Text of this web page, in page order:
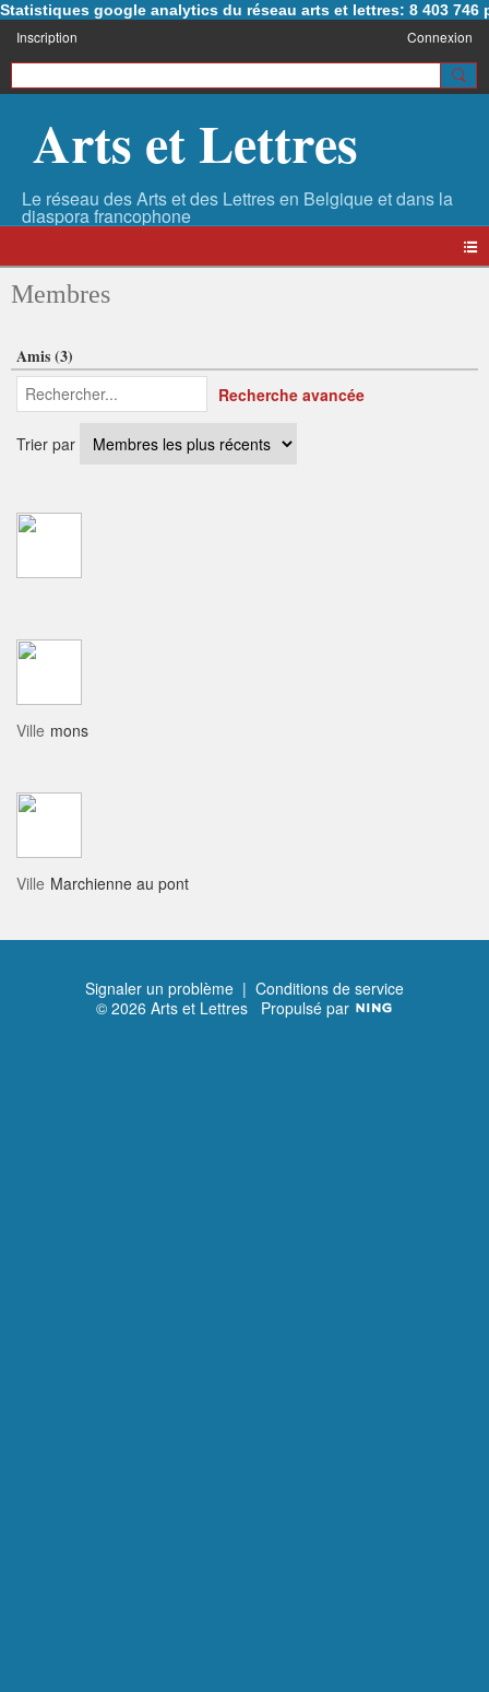
Statistiques google analytics du réseau arts et lettres: 8 403 746
Inscription Connexion
Arts et Lettres
Membres
Amis (3)
Trier par
Recherche avancée
Ville mons
Ville Marchienne au pont
Signaler un problème | Conditions de service
© 2026 Arts et Lettres Propulsé par